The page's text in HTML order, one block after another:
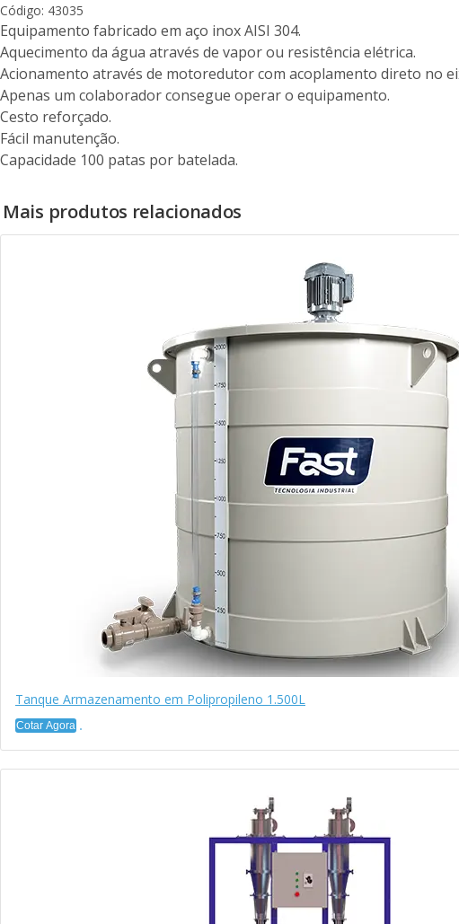
Código: 43035
Equipamento fabricado em aço inox AISI 304.
Aquecimento da água através de vapor ou resistência elétrica.
Acionamento através de motoredutor com acoplamento direto no
Apenas um colaborador consegue operar o equipamento.
Cesto reforçado.
Fácil manutenção.
Capacidade 100 patas por batelada.
Mais produtos relacionados
Tanque Armazenamento em Polipropileno 1.500L
Cotar Agora